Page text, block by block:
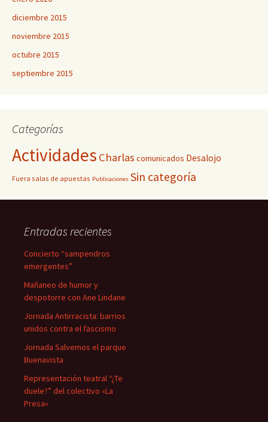
diciembre 2015
noviembre 2015
octubre 2015
septiembre 2015
Categorías
Actividades Charlas comunicados Desalojo
Fuera salas de apuestas Publicaciones Sin categoría
Entradas recientes
Concierto “sampendros
emergentes”
Mañaneo de humor y
despotorre con Ane Lindane
Jornada Antirracista: barrios
unidos contra el fascismo
Jornada Salvemos el parque
Buenavista
Representación teatral “¿Te
duele?” del colectivo «La
Presa»